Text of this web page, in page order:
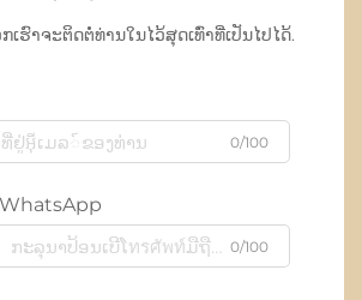
ຮົາຈະຕິດຕໍ່ທ່ານໃນໄວ້ສຸດເທົ່າທີ່ເປັນໄປໄດ້.
0/100
0/100